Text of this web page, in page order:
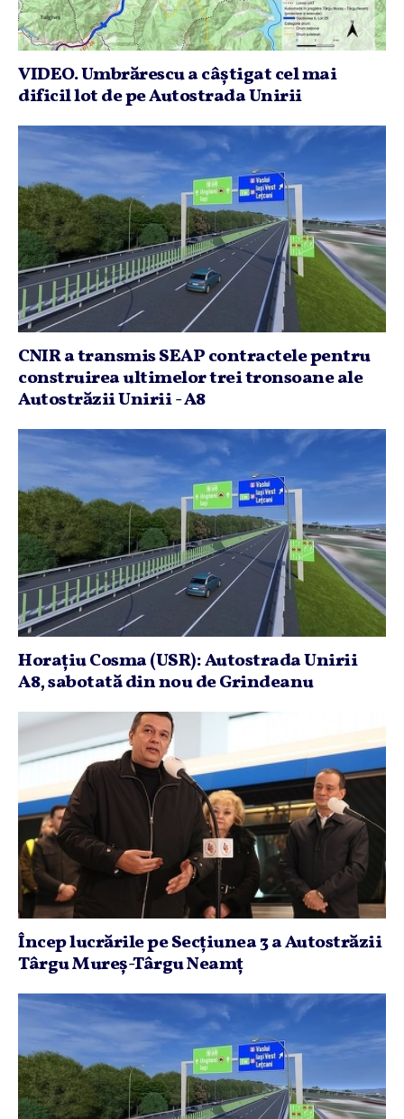
VIDEO. Umbrărescu a câştigat cel mai
dificil lot de pe Autostrada Unirii
CNIR a transmis SEAP contractele pentru
construirea ultimelor trei tronsoane ale
Autostrăzii Unirii - A8
Horaţiu Cosma (USR): Autostrada Unirii
A8, sabotată din nou de Grindeanu
Încep lucrările pe Secţiunea 3 a Autostrăzii
Târgu Mureş-Târgu Neamţ